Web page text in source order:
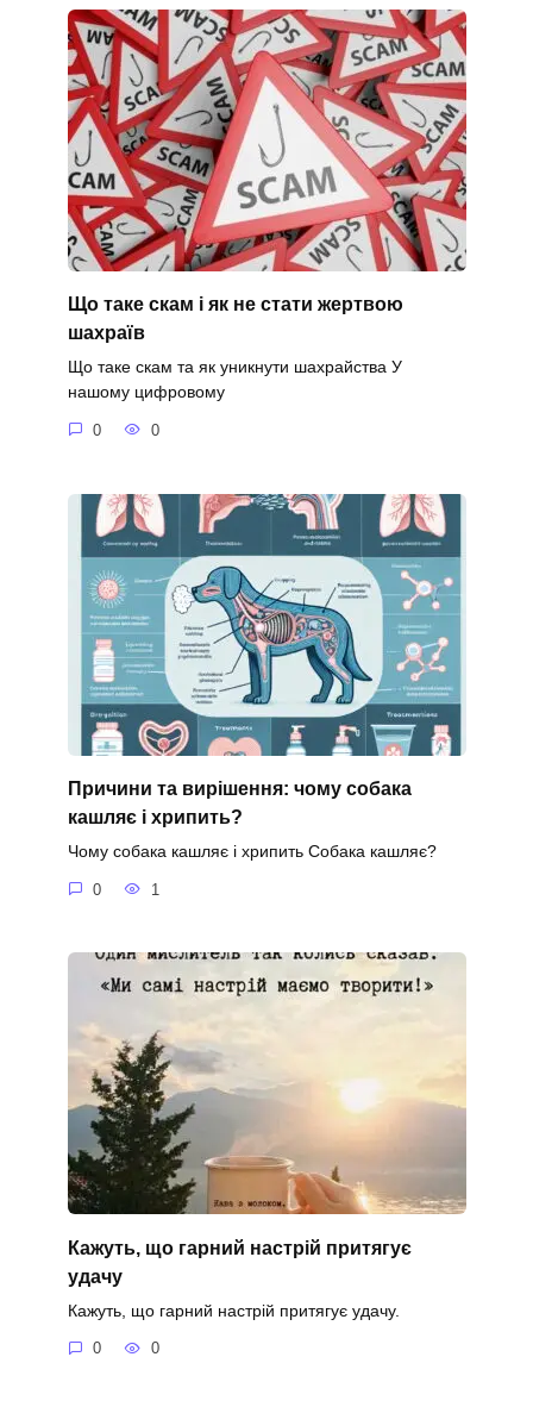
Що таке скам і як не стати жертвою
шахраїв
Що таке скам та як уникнути шахрайства У
нашому цифровому
0 0
Причини та вирішення: чому собака
кашляє і хрипить?
Чому собака кашляє і хрипить Собака кашляє?
0 1
Кажуть, що гарний настрій притягує
удачу
Кажуть, що гарний настрій притягує удачу.
0 0